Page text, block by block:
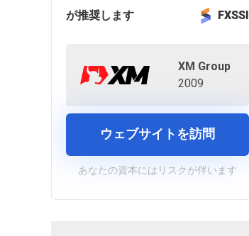
が推奨します FXSSI
XM Group
2009
ウェブサイトを訪問
あなたの資本にはリスクが伴います